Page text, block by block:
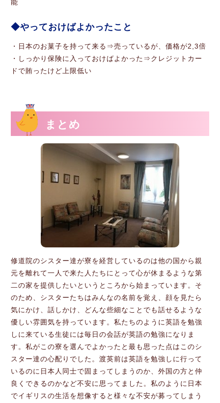
能
やっておけばよかったこと
・日本のお菓子を持って来る⇒売っているが、価格が2,3倍
・しっかり保険に入っておけばよかった⇒クレジットカー
ドで賄ったけど上限低い
まとめ
修道院のシスター達が寮を経営しているのは他の国から親
元を離れて一人で来た人たちにとって心が休まるような第
二の家を提供したいというところから始まっています。そ
のため、シスターたちはみんなの名前を覚え、顔を見たら
気にかけ、話しかけ、どんな些細なことでも話せるような
優しい雰囲気を持っています。私たちのように英語を勉強
しに来ている生徒には毎日の会話が英語の勉強になりま
す。私がこの寮を選んでよかったと最も思った点はこのシ
スター達の心配りでした。渡英前は英語を勉強しに行って
いるのに日本人同士で固まってしまうのか、外国の方と仲
良くできるのかなど不安に思ってました。私のように日本
でイギリスの生活を想像すると様々な不安が募ってしまう